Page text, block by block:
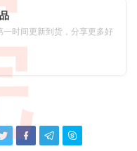
时间更新到货，分享更多好
  